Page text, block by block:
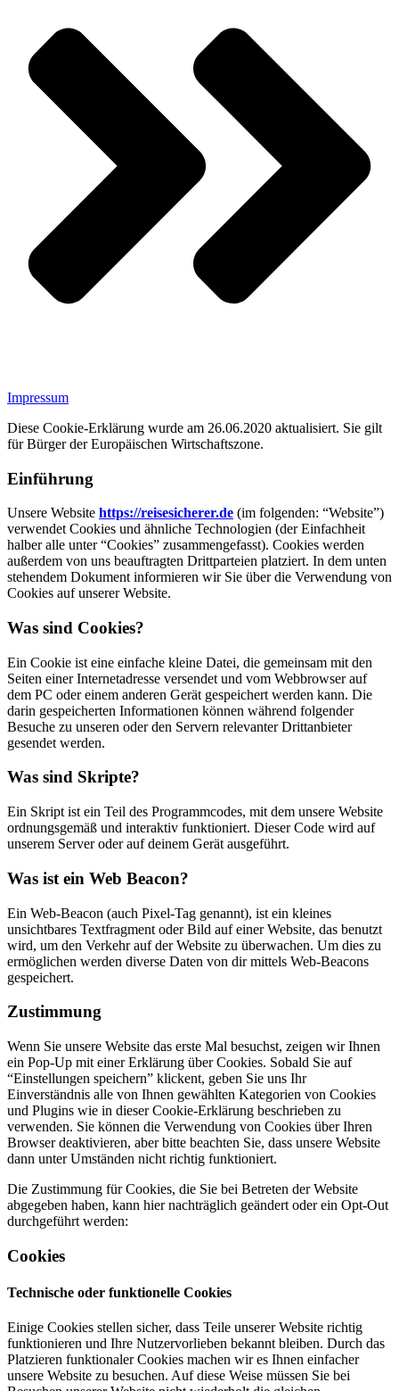
Impressum
Diese Cookie-Erklärung wurde am 26.06.2020 aktualisiert. Sie gilt
für Bürger der Europäischen Wirtschaftszone.
Einführung
Unsere Website https://reisesicherer.de (im folgenden: “Website”)
verwendet Cookies und ähnliche Technologien (der Einfachheit
halber alle unter “Cookies” zusammengefasst). Cookies werden
außerdem von uns beauftragten Drittparteien platziert. In dem unten
stehendem Dokument informieren wir Sie über die Verwendung von
Cookies auf unserer Website.
Was sind Cookies?
Ein Cookie ist eine einfache kleine Datei, die gemeinsam mit den
Seiten einer Internetadresse versendet und vom Webbrowser auf
dem PC oder einem anderen Gerät gespeichert werden kann. Die
darin gespeicherten Informationen können während folgender
Besuche zu unseren oder den Servern relevanter Drittanbieter
gesendet werden.
Was sind Skripte?
Ein Skript ist ein Teil des Programmcodes, mit dem unsere Website
ordnungsgemäß und interaktiv funktioniert. Dieser Code wird auf
unserem Server oder auf deinem Gerät ausgeführt.
Was ist ein Web Beacon?
Ein Web-Beacon (auch Pixel-Tag genannt), ist ein kleines
unsichtbares Textfragment oder Bild auf einer Website, das benutzt
wird, um den Verkehr auf der Website zu überwachen. Um dies zu
ermöglichen werden diverse Daten von dir mittels Web-Beacons
gespeichert.
Zustimmung
Wenn Sie unsere Website das erste Mal besuchst, zeigen wir Ihnen
ein Pop-Up mit einer Erklärung über Cookies. Sobald Sie auf
“Einstellungen speichern” klickent, geben Sie uns Ihr
Einverständnis alle von Ihnen gewählten Kategorien von Cookies
und Plugins wie in dieser Cookie-Erklärung beschrieben zu
verwenden. Sie können die Verwendung von Cookies über Ihren
Browser deaktivieren, aber bitte beachten Sie, dass unsere Website
dann unter Umständen nicht richtig funktioniert.
Die Zustimmung für Cookies, die Sie bei Betreten der Website
abgegeben haben, kann hier nachträglich geändert oder ein Opt-Out
durchgeführt werden:
Cookies
Technische oder funktionelle Cookies
Einige Cookies stellen sicher, dass Teile unserer Website richtig
funktionieren und Ihre Nutzervorlieben bekannt bleiben. Durch das
Platzieren funktionaler Cookies machen wir es Ihnen einfacher
unsere Website zu besuchen. Auf diese Weise müssen Sie bei